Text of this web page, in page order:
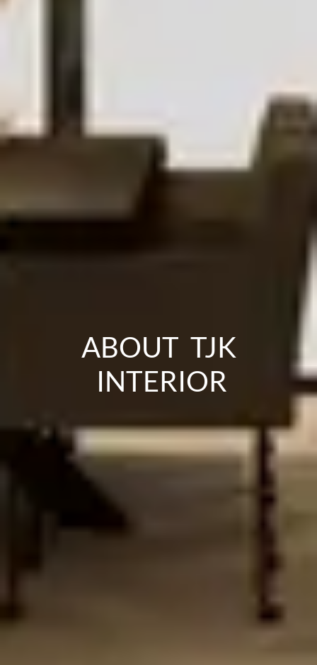
ABOUT TJK
INTERIOR